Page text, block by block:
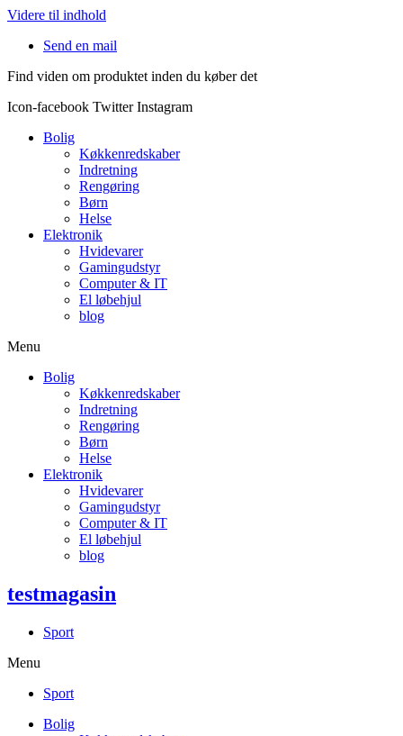
Videre til indhold
Send en mail
Find viden om produktet inden du køber det
Icon-facebook Twitter Instagram
Bolig
Køkkenredskaber
Indretning
Rengøring
Børn
Helse
Elektronik
Hvidevarer
Gamingudstyr
Computer & IT
El løbehjul
blog
Menu
Bolig
Køkkenredskaber
Indretning
Rengøring
Børn
Helse
Elektronik
Hvidevarer
Gamingudstyr
Computer & IT
El løbehjul
blog
testmagasin
Sport
Menu
Sport
Bolig